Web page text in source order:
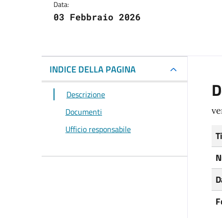
Data:
03 Febbraio 2026
INDICE DELLA PAGINA
Descrizione
Documenti
Ufficio responsabile